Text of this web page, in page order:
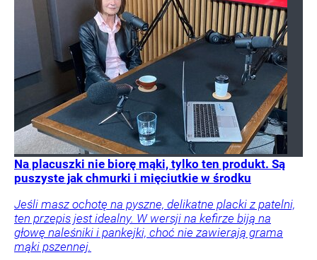
Na placuszki nie biorę mąki, tylko ten produkt. Są
puszyste jak chmurki i mięciutkie w środku
Jeśli masz ochotę na pyszne, delikatne placki z patelni,
ten przepis jest idealny. W wersji na kefirze biją na
głowę naleśniki i pankejki, choć nie zawierają grama
mąki pszennej.